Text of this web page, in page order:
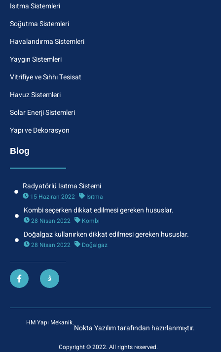
Isıtma Sistemleri
Soğutma Sistemleri
Havalandırma Sistemleri
Yaygın Sistemleri
Vitrifiye ve Sıhhı Tesisat
Havuz Sistemleri
Solar Enerji Sistemleri
Yapı ve Dekorasyon
Blog
Radyatörlü Isıtma Sistemi
15 Haziran 2022 Isıtma
Kombi seçerken dikkat edilmesi gereken hususlar.
28 Nisan 2022 Kombi
Doğalgaz kullanırken dikkat edilmesi gereken hususlar.
28 Nisan 2022 Doğalgaz
HM Yapı Mekanik.
Nokta Yazılım tarafından hazırlanmıştır.
Copyright © 2022. All rights reserved.